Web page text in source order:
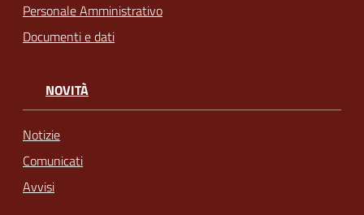
Personale Amministrativo
Documenti e dati
NOVITÀ
Notizie
Comunicati
Avvisi